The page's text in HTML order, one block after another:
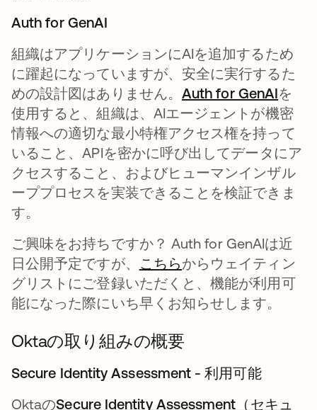
Auth for GenAI
組織はアプリケーションにAIを追加するため
に躍起になっていますが、安全に実行するた
めの設計図はありません。 Auth for GenAI新し
を
使用すると、組織は、AIエージェントが機密
情報への適切な最小特権アクセス権を持って
いること、APIを密かに呼び出してデータにア
クセスすること、およびヒューマンインザル
ーププロセスを実装できることを検証できま
す。
ご興味をお持ちですか？ Auth for GenAIは近
日公開予定ですが、 こちら新しいタブで開く
からウェイティン
グリストにご登録いただくと、機能が利用可
能になった際にいち早くお知らせします。
Oktaの取り組みの概要
Secure Identity Assessment - 利用可能
OktaのSecure Identity Assessment（セキュ